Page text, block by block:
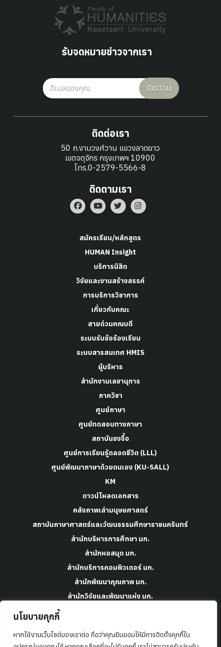
นโยบายคุกกี้
หากใช้งานเว็บไซต์ของเราต่อ ถือว่าคุณยินยอมให้มีการติดตั้งคุกกี้ใน
รับจดหมายข่าวจากเรา
ติดตาม
ติดต่อเรา
50 ถ.งามวงศ์วาน แขวงลาดยาว
เขตจตุจักร กรุงเทพฯ 10900
โทร.0-2579-5566-8
ติดตามเรา
สมัครเรียน/หลักสูตร
HUMAN Insight
บริการนิสิต
วิจัยและงานสร้างสรรค์
การบริการวิชาการ
เกี่ยวกับคณะ
สายด่วนคณบดี
ระบบรับข้อร้องเรียน
ระบบสารสนเทศ HMIS
ผู้บริหาร
สำนักงานเลขานุการ
ภาควิชา
ศูนย์ภาษา
ศูนย์ทดสอบทางภาษา
สถาบันขงจื๊อ
ศูนย์การเรียนรู้ตลอดชีวิต (LLL)
ศูนย์พัฒนาภาษาด้วยตนเอง (KU-SALL)
KM
ดาวน์โหลดเอกสาร
คลังภาพเล่ามนุษยศาสตร์
สถาบันภาษาศาสตร์และวัฒนธรรมศึกษาราชนครินทร์
สำนักบริหารการศึกษา มก.
สำนักหอสมุด มก.
สำนักบริการคอมพิวเตอร์ มก.
สำนักพัฒนาคุณภาพ มก.
สำนักวิจัยและพัฒนาแห่ง มก.
ข้อมูลและความเป็นส่วนตัว